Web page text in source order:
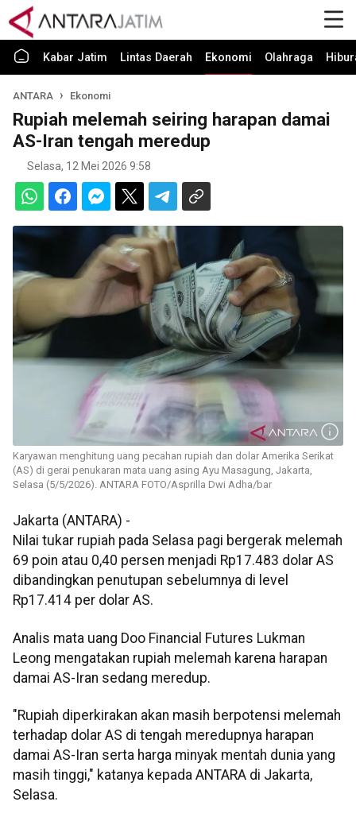
Kabar Jatim Lintas Daerah Ekonomi Olahraga
ANTARA Ekonomi
Rupiah melemah seiring harapan damai
AS-Iran tengah meredup
Selasa, 12 Mei 2026 9:58
Karyawan menghitung uang pecahan rupiah dan dolar Amerika Serikat
(AS) di gerai penukaran mata uang asing Ayu Masagung, Jakarta,
Selasa (5/5/2026). ANTARA FOTO/Asprilla Dwi Adha/bar
Jakarta (ANTARA) -
Nilai tukar rupiah pada Selasa pagi bergerak melemah
69 poin atau 0,40 persen menjadi Rp17.483 dolar AS
dibandingkan penutupan sebelumnya di level
Rp17.414 per dolar AS.
Analis mata uang Doo Financial Futures Lukman
Leong mengatakan rupiah melemah karena harapan
damai AS-Iran sedang meredup.
"Rupiah diperkirakan akan masih berpotensi melemah
terhadap dolar AS di tengah meredupnya harapan
damai AS-Iran serta harga minyak mentah dunia yang
masih tinggi," katanya kepada ANTARA di Jakarta,
Selasa.